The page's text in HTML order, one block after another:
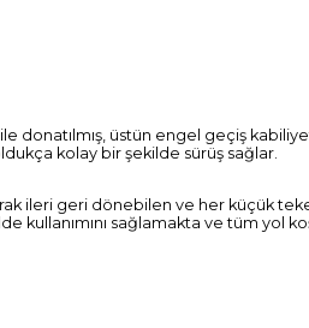
ile donatılmış, üstün engel geçiş
kolay bir şekilde sürüş sağlar.
ileri geri dönebilen ve her küçük
sağlamakta ve tüm yol